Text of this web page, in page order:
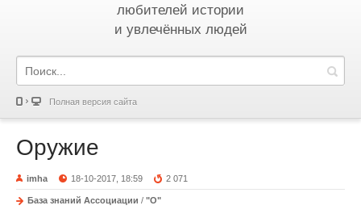
любителей истории
и увлечённых людей
Полная версия сайта
Оружие
imha 18-10-2017, 18:59 2 071
База знаний Ассоциации / "О"